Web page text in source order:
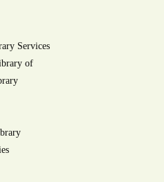
Services
of